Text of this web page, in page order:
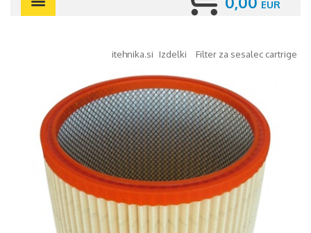
itehnika.si izdelki filter za sesalec cartrige